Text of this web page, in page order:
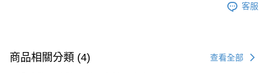
客服
商品相關分類 (4) 查看全部